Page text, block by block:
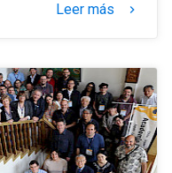
Leer más keyboard_arrow_right